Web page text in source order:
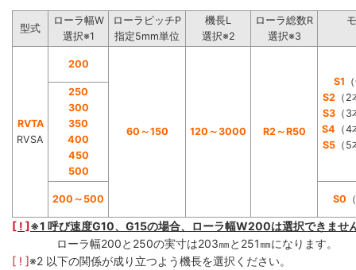
型式
ローラ幅W
選択※1
ローラピッチP
指定5mm単位
機長L
選択※2
ローラ総数R
選択※3
RVTA
RVSA
200
60～150 120～3000 R2～R50
S1
S2（2
S3（3
S4 （
S5（5
250
300
350
400
450
500
200～500 S0
[ ! ]※1 呼び速度G10、G15の場合、ローラ幅W200は選択できませ
ローラ幅200と250の実寸は203㎜と251㎜になります。
[ ! ]※2 以下の関係が成り立つよう機長を選択ください。